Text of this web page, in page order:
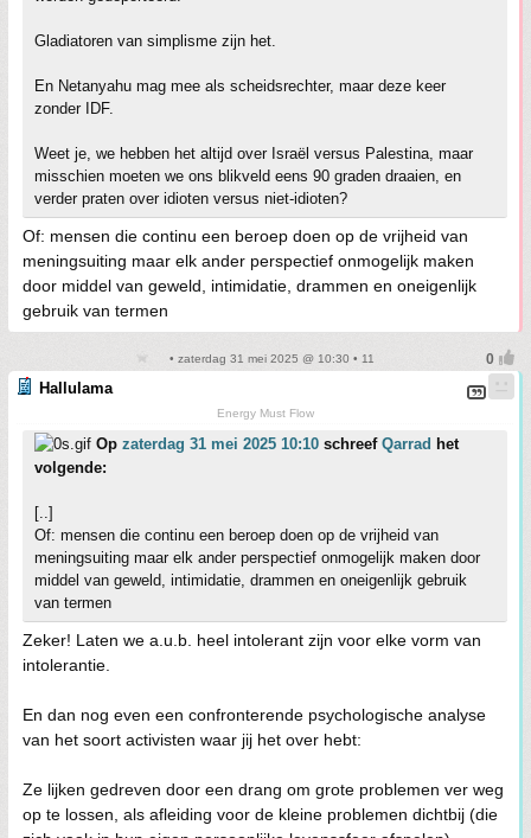
Gladiatoren van simplisme zijn het.
En Netanyahu mag mee als scheidsrechter, maar deze keer
zonder IDF.
Weet je, we hebben het altijd over Israël versus Palestina, maar
misschien moeten we ons blikveld eens 90 graden draaien, en
verder praten over idioten versus niet-idioten?
Of: mensen die continu een beroep doen op de vrijheid van
meningsuiting maar elk ander perspectief onmogelijk maken
door middel van geweld, intimidatie, drammen en oneigenlijk
gebruik van termen
• zaterdag 31 mei 2025 @ 10:30 • 11
Hallulama
Energy Must Flow
Op zaterdag 31 mei 2025 10:10 schreef Qarrad het
volgende:
[..]
Of: mensen die continu een beroep doen op de vrijheid van
meningsuiting maar elk ander perspectief onmogelijk maken door
middel van geweld, intimidatie, drammen en oneigenlijk gebruik
van termen
Zeker! Laten we a.u.b. heel intolerant zijn voor elke vorm van
intolerantie.
En dan nog even een confronterende psychologische analyse
van het soort activisten waar jij het over hebt:
Ze lijken gedreven door een drang om grote problemen ver weg
op te lossen, als afleiding voor de kleine problemen dichtbij (die